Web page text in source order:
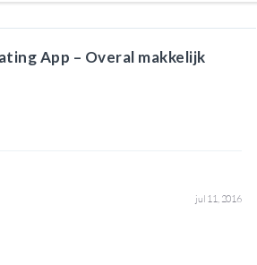
App – Overal makkelijk
jul 11, 2016